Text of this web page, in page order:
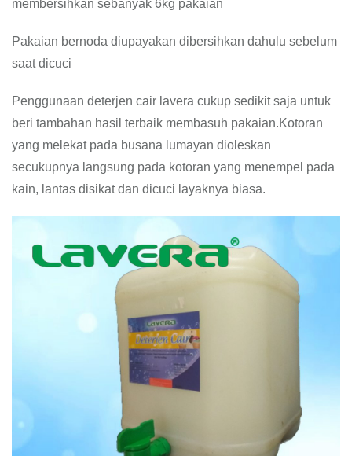
membersihkan sebanyak 6kg pakaian
Pakaian bernoda diupayakan dibersihkan dahulu sebelum
saat dicuci
Penggunaan deterjen cair lavera cukup sedikit saja untuk
beri tambahan hasil terbaik membasuh pakaian.Kotoran
yang melekat pada busana lumayan dioleskan
secukupnya langsung pada kotoran yang menempel pada
kain, lantas disikat dan dicuci layaknya biasa.